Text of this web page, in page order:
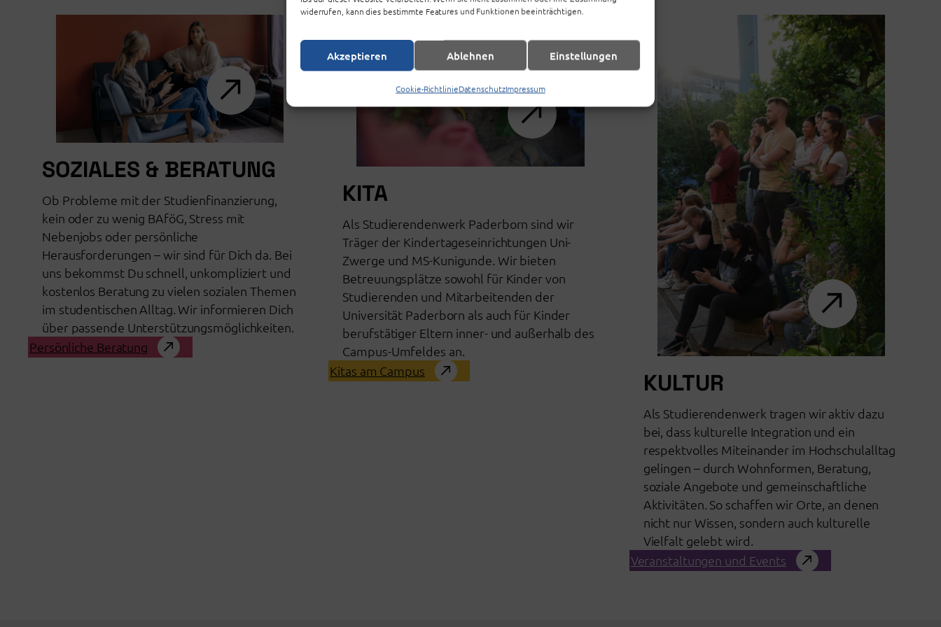
widerrufen, kann dies bestimmte Features und Funktionen beeinträchtigen.
Akzeptieren Ablehnen Einstellungen
Cookie-RichtlinieDatenschutzImpressum
SOZIALES & BERATUNG
Ob Probleme mit der Studienfinanzierung,
kein oder zu wenig BAföG, Stress mit
Nebenjobs oder persönliche
Herausforderungen – wir sind für Dich da. Bei
uns bekommst Du schnell, unkompliziert und
kostenlos Beratung zu vielen sozialen Themen
im studentischen Alltag. Wir informieren Dich
über passende Unterstützungsmöglichkeiten.
Persönliche Beratung
KITA
Als Studierendenwerk Paderborn sind wir
Träger der Kindertageseinrichtungen Uni-
Zwerge und MS-Kunigunde. Wir bieten
Betreuungsplätze sowohl für Kinder von
Studierenden und Mitarbeitenden der
Universität Paderborn als auch für Kinder
berufstätiger Eltern inner- und außerhalb des
Campus-Umfeldes an.
Kitas am Campus
KULTUR
Als Studierendenwerk tragen wir aktiv dazu
bei, dass kulturelle Integration und ein
respektvolles Miteinander im Hochschulalltag
gelingen – durch Wohnformen, Beratung,
soziale Angebote und gemeinschaftliche
Aktivitäten. So schaffen wir Orte, an denen
nicht nur Wissen, sondern auch kulturelle
Vielfalt gelebt wird.
Veranstaltungen und Events